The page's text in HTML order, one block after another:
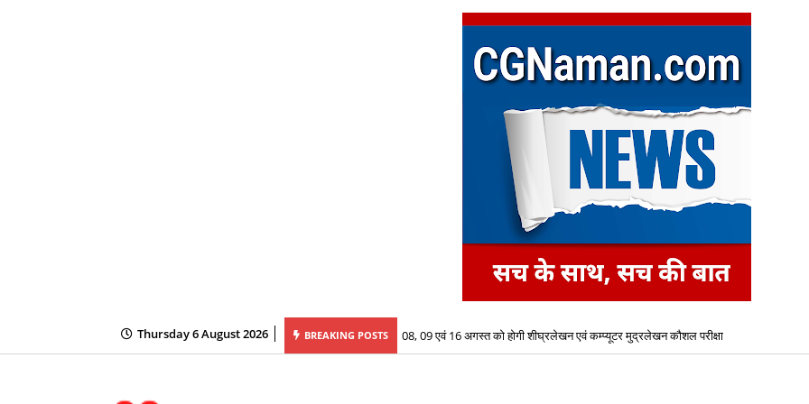
Thursday 6 August 2026 BREAKING POSTS
IDBI बैंक की CSR पहल से जशपुर के 8 विद्यालयों में शुरू हुई स्मार्ट क्लास, डिजिटल शिक्षा को मिलेगा